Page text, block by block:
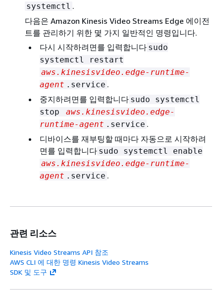
systemctl .
다음은 Amazon Kinesis Video Streams Edge 에이전
트를 관리하기 위한 몇 가지 일반적인 명령입니다.
다시 시작하려면를 입력합니다 sudo
systemctl restart
aws.kinesisvideo.edge-runtime-
agent .service .
중지하려면를 입력합니다 sudo systemctl
stop
aws.kinesisvideo.edge-
runtime-agent .service .
디바이스를 재부팅할 때마다 자동으로 시작하려
면를 입력합니다 sudo systemctl enable
aws.kinesisvideo.edge-runtime-
agent .service .
관련 리소스
Kinesis Video Streams API 참조
AWS CLI 에 대한 명령 Kinesis Video Streams
SDK 및 도구